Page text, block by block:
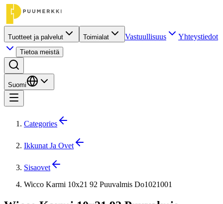
Tuotteet ja palvelut Toimialat Vastuullisuus Yhteystiedot
Tietoa meistä
Suomi
Categories
Ikkunat Ja Ovet
Sisaovet
Wicco Karmi 10x21 92 Puuvalmis Do1021001